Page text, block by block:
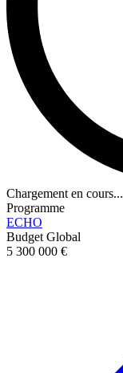
Chargement en cours...
Programme
ECHO
Budget Global
5 300 000 €